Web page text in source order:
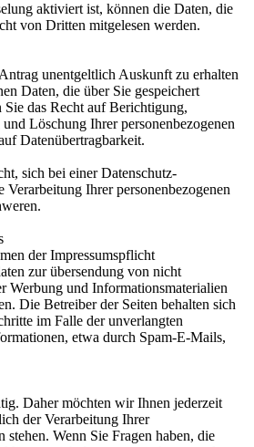
aktiviert ist, können die Daten, die
von Dritten mitgelesen werden.
unentgeltlich Auskunft zu erhalten
Daten, die über Sie gespeichert
das Recht auf Berichtigung,
Löschung Ihrer personenbezogenen
Datenübertragbarkeit.
sich bei einer Datenschutz-
Verarbeitung Ihrer personenbezogenen
der Impressumspflicht
zur übersendung von nicht
Werbung und Informationsmaterialien
Die Betreiber der Seiten behalten sich
im Falle der unverlangten
etwa durch Spam-E-Mails,
Daher möchten wir Ihnen jederzeit
der Verarbeitung Ihrer
stehen. Wenn Sie Fragen haben, die